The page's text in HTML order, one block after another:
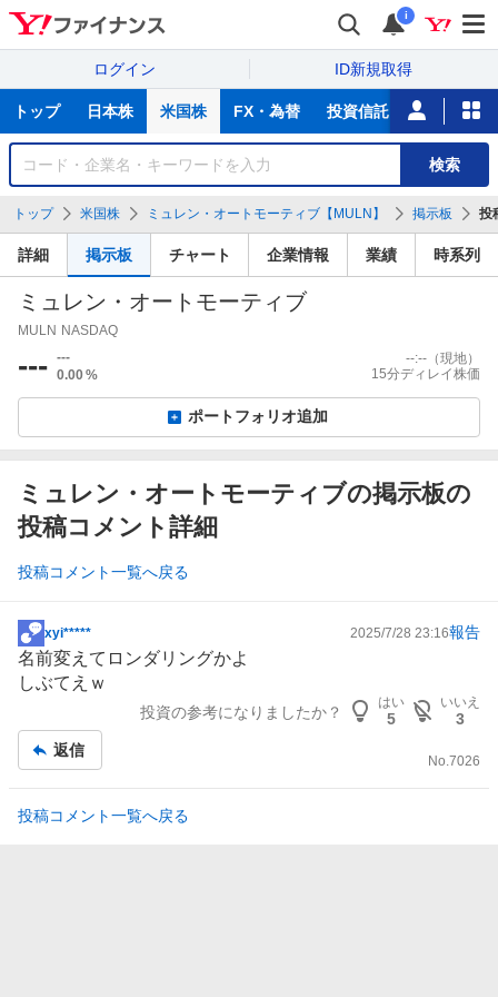
i
ログイン ID新規取得
サ
トップ 日本株 米国株 FX・為替 投資信託 ニュース
銘
検
索
検索
トップ 米国株 ミュレン・オートモーティブ【MULN】 掲示板 投
詳細 掲示板 チャート 企業情報 業績 時系列
ミュレン・オートモーティブ
MULN NASDAQ
--- ---
0.00%
--:-- （現地）
15分ディレイ株価
ポートフォリオ追加
ミュレン・オートモーティブの掲示板の
投稿コメント詳細
投稿コメント一覧へ戻る
掲
示
板
xyi***** 2025/7/28 23:16報告
名前変えてロンダリングかよ
しぶてえｗ
投資の参考になりましたか？
はい
5
いいえ
3
返信
No.7026
投稿コメント一覧へ戻る